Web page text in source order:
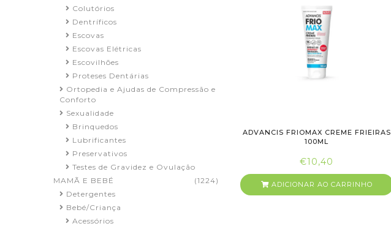
Colutórios
Dentríficos
Escovas
Escovas Elétricas
Escovilhões
Proteses Dentárias
Ortopedia e Ajudas de Compressão e
Conforto
Sexualidade
Brinquedos
Lubrificantes
Preservativos
Testes de Gravidez e Ovulação
MAMÃ E BEBÉ
(1224)
Detergentes
Bebé/Criança
Acessórios
ADVANCIS FRIOMAX CREME FRIEIRAS
100ML
€10,40
ADICIONAR AO CARRINHO